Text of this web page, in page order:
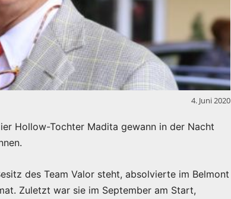
4. Juni 2020
Hollow-Tochter Madita gewann in der Nacht
des Team Valor steht, absolvierte im Belmont
Zuletzt war sie im September am Start,